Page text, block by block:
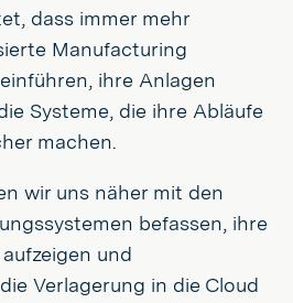
dass immer mehr
Manufacturing
ihre Anlagen
Systeme, die ihre Abläufe
machen.
wir uns näher mit den
befassen, ihre
und
Verlagerung in die Cloud